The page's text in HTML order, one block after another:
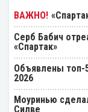
Серб Бабич
«Спартак»
Объявлены топ-
2026
Моуринью
Силве